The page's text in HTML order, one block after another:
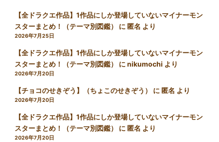
【全ドラクエ作品】1作品にしか登場していないマイナーモン
スターまとめ！（テーマ別図鑑）
に 匿名 より
2026年7月25日
【全ドラクエ作品】1作品にしか登場していないマイナーモン
スターまとめ！（テーマ別図鑑）
にnikumochi より
2026年7月20日
【チョコのせきぞう】（ちょこのせきぞう） に 匿名 より
2026年7月20日
【全ドラクエ作品】1作品にしか登場していないマイナーモン
スターまとめ！（テーマ別図鑑）
に 匿名 より
2026年7月20日